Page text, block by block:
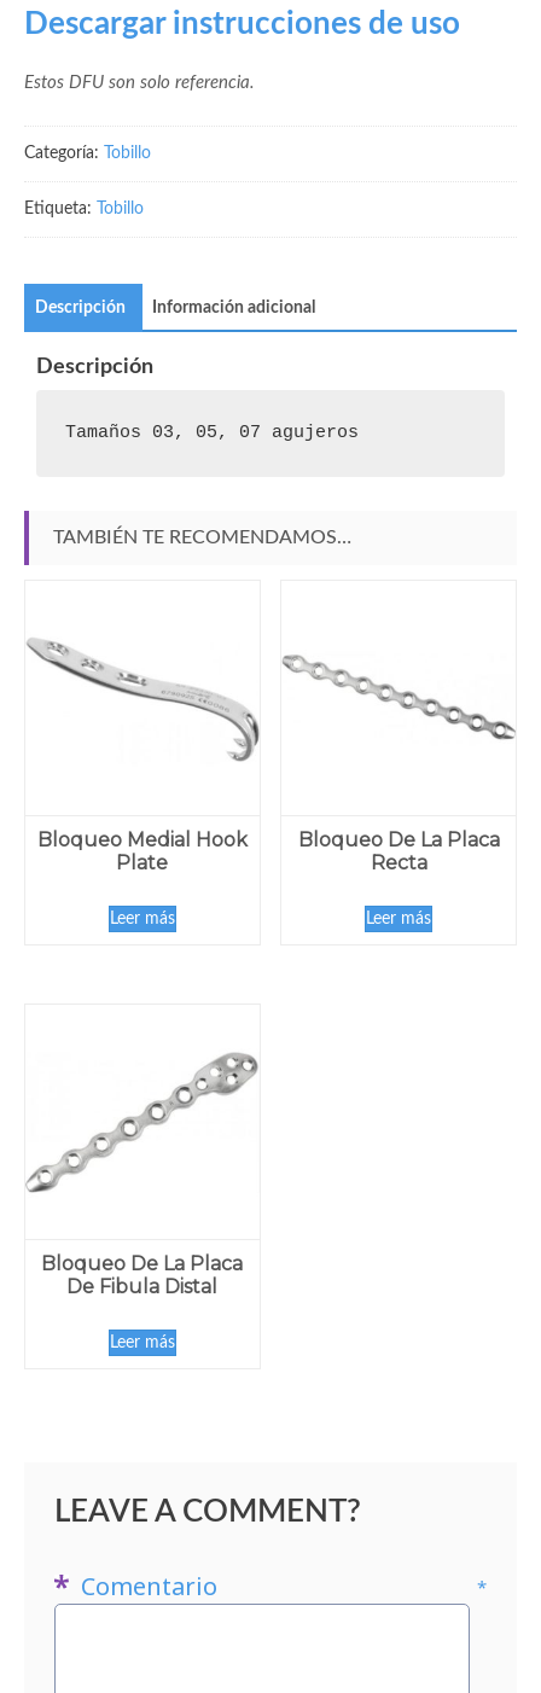
Descargar instrucciones de uso
Estos DFU son solo referencia.
Categoría: Tobillo
Etiqueta: Tobillo
Descripción Información adicional
Descripción
Tamaños 03, 05, 07 agujeros
TAMBIÉN TE RECOMENDAMOS…
Bloqueo Medial Hook
Plate
Leer más
Bloqueo De La Placa
Recta
Leer más
Bloqueo De La Placa
De Fibula Distal
Leer más
LEAVE A COMMENT?
Comentario *